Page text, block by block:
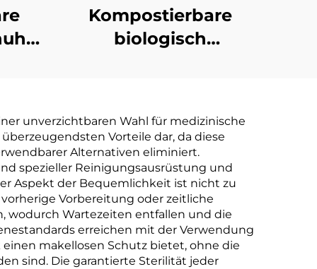
Kompostierbare
biologisch
& kompostierbar aus
PLA PBAT Maisstärke
Material
unverzichtbaren Wahl für medizinische
Vorteile dar, da diese
Alternativen eliminiert.
spezieller Reinigungsausrüstung und
Aspekt der Bequemlichkeit ist nicht zu
Vorbereitung oder zeitliche
wodurch Wartezeiten entfallen und die
erreichen mit der Verwendung
makellosen Schutz bietet, ohne die
sind. Die garantierte Sterilität jeder